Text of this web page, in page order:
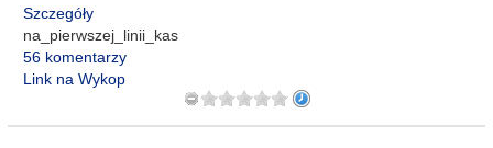
Szczegóły
na_pierwszej_linii_kas
56 komentarzy
Link na Wykop